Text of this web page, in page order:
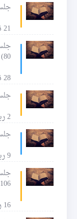
21 ذو الحجة 1438 للهجرة
80)
28 ذو الحجة 1438 للهجرة
2 ربيع الأول 1439 للهجرة
9 ربيع الأول 1439 للهجرة
106)
16 ربيع الأول 1439 للهجرة